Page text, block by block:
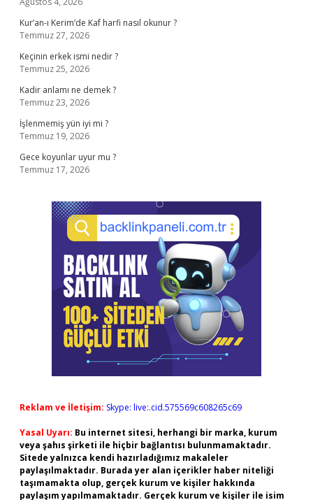
Kur’an-ı Kerim’de Kaf harfi nasıl okunur ?
Temmuz 27, 2026
Keçinin erkek ismi nedir ?
Temmuz 25, 2026
Kadir anlamı ne demek ?
Temmuz 23, 2026
İşlenmemiş yün iyi mi ?
Temmuz 19, 2026
Gece koyunlar uyur mu ?
Temmuz 17, 2026
Reklam ve İletişim: Skype: live:.cid.575569c608265c69
Yasal Uyarı: Bu internet sitesi, herhangi bir marka, kurum
veya şahıs şirketi ile hiçbir bağlantısı bulunmamaktadır.
Sitede yalnızca kendi hazırladığımız makaleler
paylaşılmaktadır. Burada yer alan içerikler haber niteliği
taşımamakta olup, gerçek kurum ve kişiler hakkında
paylaşım yapılmamaktadır. Gerçek kurum ve kişiler ile isim